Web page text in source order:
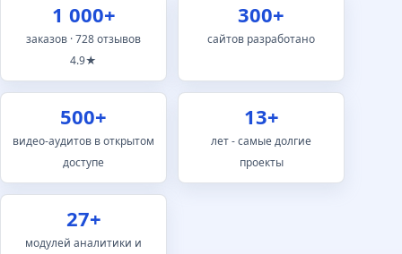
1 000+
заказов · 728 отзывов
4.9★
300+
сайтов разработано
500+
видео-аудитов в открытом
доступе
13+
лет - самые долгие
проекты
27+
модулей аналитики и